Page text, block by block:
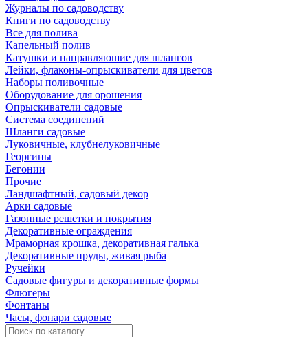
Журналы по садоводству
Книги по садоводству
Все для полива
Капельный полив
Катушки и направляюшие для шлангов
Лейки, флаконы-опрыскиватели для цветов
Наборы поливочные
Оборудование для орошения
Опрыскиватели садовые
Система соединений
Шланги садовые
Луковичные, клубнелуковичные
Георгины
Бегонии
Прочие
Ландшафтный, садовый декор
Арки садовые
Газонные решетки и покрытия
Декоративные ограждения
Мраморная крошка, декоративная галька
Декоративные пруды, живая рыба
Ручейки
Садовые фигуры и декоративные формы
Флюгеры
Фонтаны
Часы, фонари садовые